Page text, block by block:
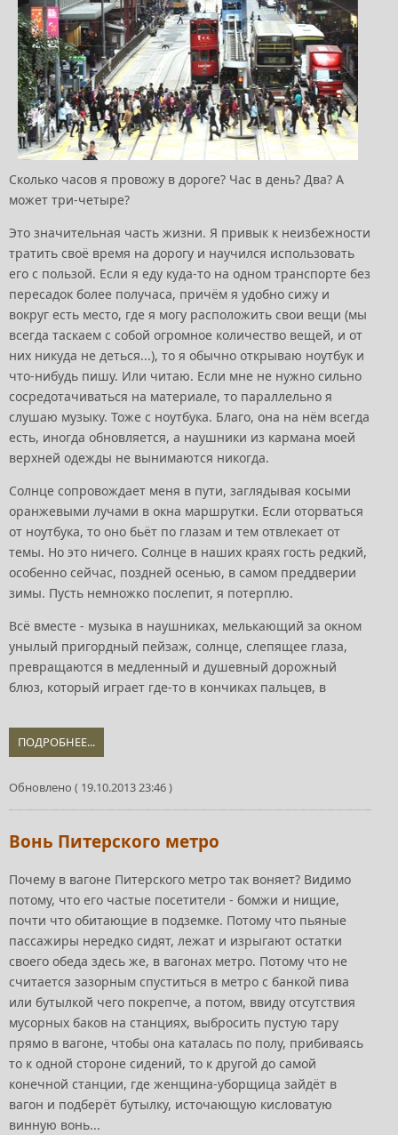
Сколько часов я провожу в дороге? Час в день? Два? А
может три-четыре?
Это значительная часть жизни. Я привык к неизбежности
тратить своё время на дорогу и научился использовать
его с пользой. Если я еду куда-то на одном транспорте без
пересадок более получаса, причём я удобно сижу и
вокруг есть место, где я могу расположить свои вещи (мы
всегда таскаем с собой огромное количество вещей, и от
них никуда не деться...), то я обычно открываю ноутбук и
что-нибудь пишу. Или читаю. Если мне не нужно сильно
сосредотачиваться на материале, то параллельно я
слушаю музыку. Тоже с ноутбука. Благо, она на нём всегда
есть, иногда обновляется, а наушники из кармана моей
верхней одежды не вынимаются никогда.
Солнце сопровождает меня в пути, заглядывая косыми
оранжевыми лучами в окна маршрутки. Если оторваться
от ноутбука, то оно бьёт по глазам и тем отвлекает от
темы. Но это ничего. Солнце в наших краях гость редкий,
особенно сейчас, поздней осенью, в самом преддверии
зимы. Пусть немножко послепит, я потерплю.
Всё вместе - музыка в наушниках, мелькающий за окном
унылый пригордный пейзаж, солнце, слепящее глаза,
превращаются в медленный и душевный дорожный
блюз, который играет где-то в кончиках пальцев, в
ПОДРОБНЕЕ...
Обновлено ( 19.10.2013 23:46 )
Вонь Питерского метро
Почему в вагоне Питерского метро так воняет? Видимо
потому, что его частые посетители - бомжи и нищие,
почти что обитающие в подземке. Потому что пьяные
пассажиры нередко сидят, лежат и изрыгают остатки
своего обеда здесь же, в вагонах метро. Потому что не
считается зазорным спуститься в метро с банкой пива
или бутылкой чего покрепче, а потом, ввиду отсутствия
мусорных баков на станциях, выбросить пустую тару
прямо в вагоне, чтобы она каталась по полу, прибиваясь
то к одной стороне сидений, то к другой до самой
конечной станции, где женщина-уборщица зайдёт в
вагон и подберёт бутылку, источающую кисловатую
винную вонь...